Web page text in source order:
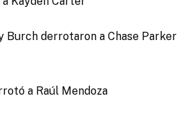
Burch derrotaron a Chase Parker
a Raúl Mendoza